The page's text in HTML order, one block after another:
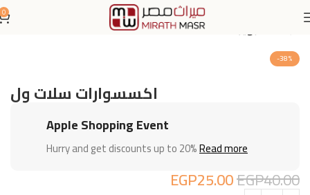
0
-38%
اكسسوارات سلات ول
Apple Shopping Event
Hurry and get discounts up to 20%Read more
EGP40.00
EGP25.00